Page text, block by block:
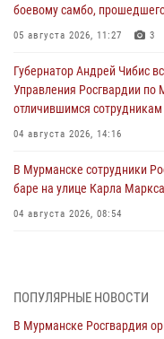
боевому самбо,
05 августа 2026, 11:27 3
Губернатор Андрей Чибис
Управления Росгвардии по
отличившимся сотрудникам
04 августа 2026, 14:16
В Мурманске сотрудники
баре на улице Карла Маркса
04 августа 2026, 08:54
03 августа 2026, 12:23 4
Сотрудники
ПОПУЛЯРНЫЕ НОВОСТИ
В Мурманске Росгвардия